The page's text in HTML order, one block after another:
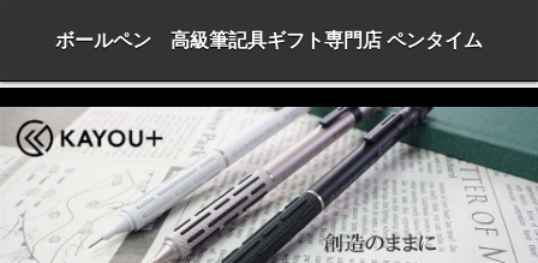
ボールペン 高級筆記具ギフト専門店 ペンタイム